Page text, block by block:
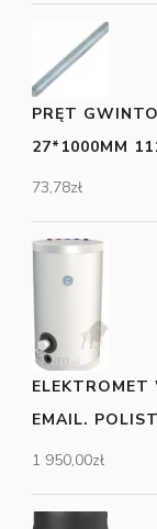
PRĘT
27*1000MM
73,78zł
ELEKTROMET
EMAIL.
1 950,00zł